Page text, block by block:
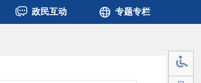
政民互动 专题专栏